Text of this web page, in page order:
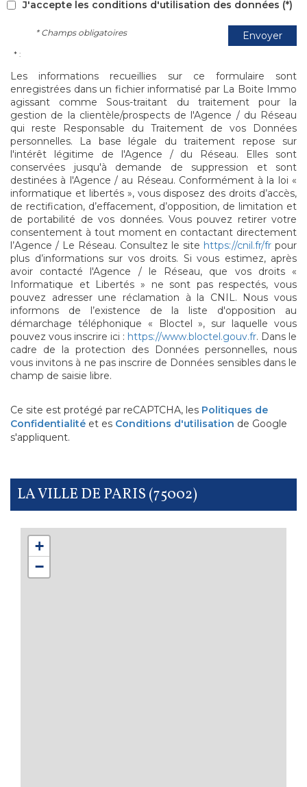
J'accepte les conditions d'utilisation des données (*)
Envoyer
* Champs obligatoires
* :
Les informations recueillies sur ce formulaire sont
enregistrées dans un fichier informatisé par La Boite Immo
agissant comme Sous-traitant du traitement pour la
gestion de la clientèle/prospects de l'Agence / du Réseau
qui reste Responsable du Traitement de vos Données
personnelles. La base légale du traitement repose sur
l'intérêt légitime de l'Agence / du Réseau. Elles sont
conservées jusqu'à demande de suppression et sont
destinées à l'Agence / au Réseau. Conformément à la loi «
informatique et libertés », vous disposez des droits d’accès,
de rectification, d’effacement, d’opposition, de limitation et
de portabilité de vos données. Vous pouvez retirer votre
consentement à tout moment en contactant directement
l’Agence / Le Réseau. Consultez le site https://cnil.fr/fr pour
plus d’informations sur vos droits. Si vous estimez, après
avoir contacté l'Agence / le Réseau, que vos droits «
Informatique et Libertés » ne sont pas respectés, vous
pouvez adresser une réclamation à la CNIL. Nous vous
informons de l’existence de la liste d'opposition au
démarchage téléphonique « Bloctel », sur laquelle vous
pouvez vous inscrire ici : https://www.bloctel.gouv.fr. Dans le
cadre de la protection des Données personnelles, nous
vous invitons à ne pas inscrire de Données sensibles dans le
champ de saisie libre.
Ce site est protégé par reCAPTCHA, les Politiques de
Confidentialité et es Conditions d'utilisation de Google
s'appliquent.
LA VILLE DE PARIS (75002)
+
−